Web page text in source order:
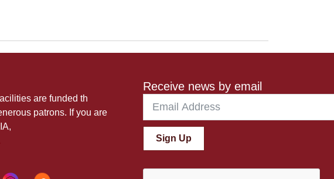
are funded th
patrons. If you are
Receive news by email
Sign Up